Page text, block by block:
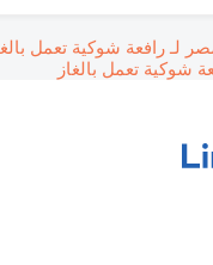
لـ رافعة شوكية تعمل
شوكية تعمل بالغاز